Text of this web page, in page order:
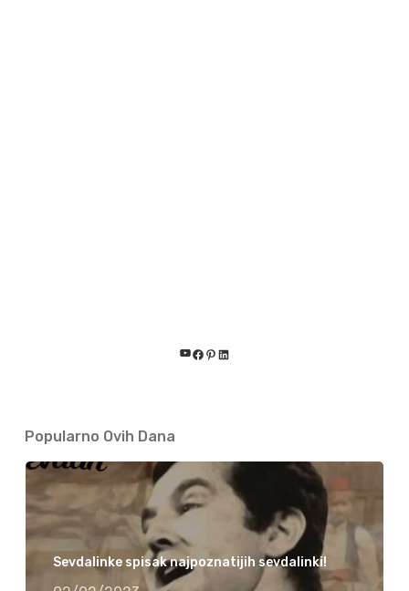
YouTube
Facebook
Pinterest
LinkedIn
Popularno Ovih Dana
Sevdalinke spisak najpoznatijih sevdalinki!